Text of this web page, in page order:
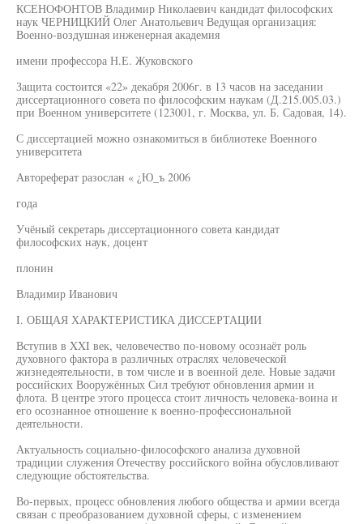
КСЕНОФОНТОВ Владимир Николаевич кандидат философских
наук ЧЕРНИЦКИЙ Олег Анатольевич Ведущая организация:
Военно-воздушная инженерная академия
имени профессора Н.Е. Жуковского
Защита состоится «22» декабря 2006г. в 13 часов на заседании
диссертационного совета по философским наукам (Д.215.005.03.)
при Военном университете (123001, г. Москва, ул. Б. Садовая, 14).
С диссертацией можно ознакомиться в библиотеке Военного
университета
Автореферат разослан « ¿Ю_ъ 2006
года
Учёный секретарь диссертационного совета кандидат
философских наук, доцент
плонин
Владимир Иванович
I. ОБЩАЯ ХАРАКТЕРИСТИКА ДИССЕРТАЦИИ
Вступив в XXI век, человечество по-новому осознаёт роль
духовного фактора в различных отраслях человеческой
жизнедеятельности, в том числе и в военной деле. Новые задачи
российских Вооружённых Сил требуют обновления армии и
флота. В центре этого процесса стоит личность человека-воина и
его осознанное отношение к военно-профессиональной
деятельности.
Актуальность социально-философского анализа духовной
традиции служения Отечеству российского война обусловливают
следующие обстоятельства.
Во-первых, процесс обновления любого общества и армии всегда
связан с преобразованием духовной сферы, с изменением